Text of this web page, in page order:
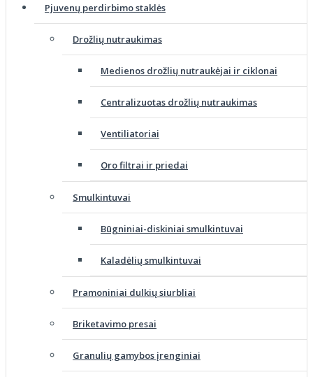
Pjuvenų perdirbimo staklės
Drožlių nutraukimas
Medienos drožlių nutraukėjai ir ciklonai
Centralizuotas drožlių nutraukimas
Ventiliatoriai
Oro filtrai ir priedai
Smulkintuvai
Būgniniai-diskiniai smulkintuvai
Kaladėlių smulkintuvai
Pramoniniai dulkių siurbliai
Briketavimo presai
Granulių gamybos įrenginiai